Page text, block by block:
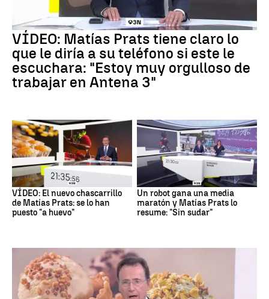
VÍDEO: Matías Prats tiene claro lo
que le diría a su teléfono si este le
escuchara: "Estoy muy orgulloso de
trabajar en Antena 3"
VÍDEO: El nuevo chascarrillo
de Matías Prats: se lo han
puesto "a huevo"
Un robot gana una media
maratón y Matías Prats lo
resume: "Sin sudar"